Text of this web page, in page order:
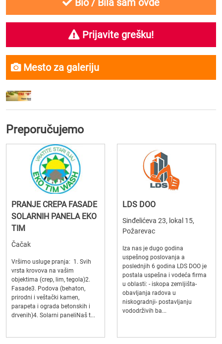
Bio / Bila sam ovde
Prijavite grešku!
Mesto za galeriju
Preporučujemo
PRANJE CREPA FASADE
SOLARNIH PANELA EKO
TIM
Čačak
Vršimo usluge pranja: 1. Svih
vrsta krovova na vašim
objektima (crep, lim, tegola)2.
Fasade3. Podova (behaton,
prirodni i veštački kamen,
parapeta i ograda betonskih i
drvenih)4. Solarni paneliNaš t...
LDS DOO
Sinđelićeva 23, lokal 15,
Požarevac
Iza nas je dugo godina
uspešnog poslovanja a
poslednjih 6 godina LDS DOO je
postala uspešna i vodeća firma
u oblasti: - iskopa zemljišta-
obavljanja radova u
niskogradnji- postavljanju
vododrživih ba...